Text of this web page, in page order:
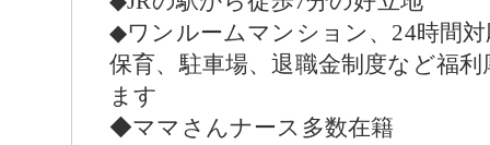
◆ワンルームマンション、24時間
保育、駐車場、退職金制度など福
ます
◆ママさんナース多数在籍